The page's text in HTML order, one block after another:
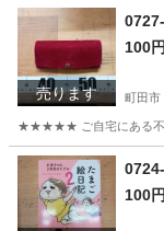
東京 町田市
売ります
100円
町田市
★★★★★ ご自宅にある不要
東京 町田市 イ
100円